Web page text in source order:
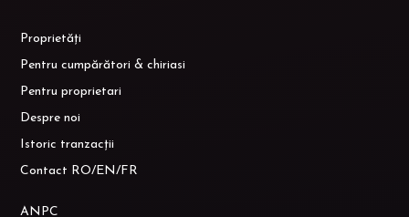
Proprietăți
Pentru cumpărători & chiriasi
Pentru proprietari
Despre noi
Istoric tranzacții
Contact RO/EN/FR
ANPC